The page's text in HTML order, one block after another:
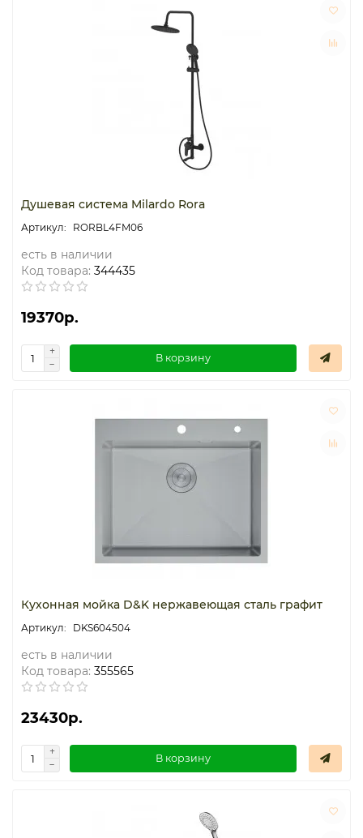
Душевая система Milardo Rora
RORBL4FM06
есть в наличии
Код товара: 344435
19370р.
В корзину
Кухонная мойка D&K нержавеющая сталь графит
DKS604504
есть в наличии
Код товара: 355565
23430р.
В корзину